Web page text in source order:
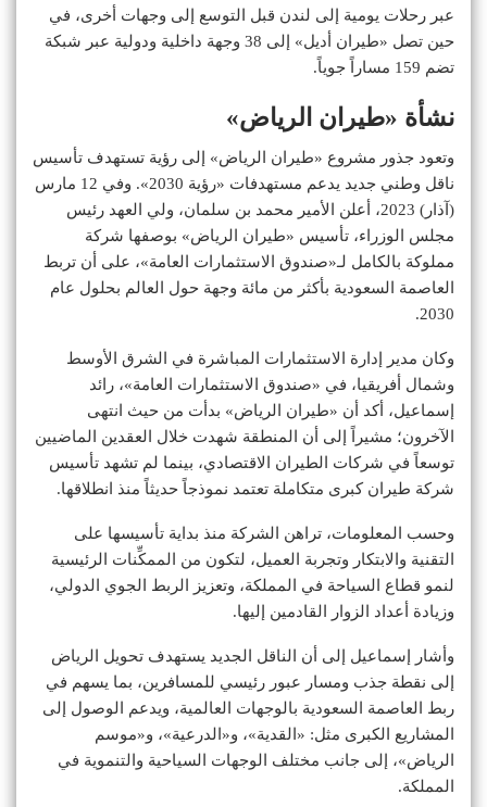
عبر رحلات يومية إلى لندن قبل التوسع إلى وجهات أخرى، في
حين تصل «طيران أديل» إلى 38 وجهة داخلية ودولية عبر شبكة
تضم 159 مساراً جوياً.
نشأة «طيران الرياض»
وتعود جذور مشروع «طيران الرياض» إلى رؤية تستهدف تأسيس
ناقل وطني جديد يدعم مستهدفات «رؤية 2030». وفي 12 مارس
(آذار) 2023، أعلن الأمير محمد بن سلمان، ولي العهد رئيس
مجلس الوزراء، تأسيس «طيران الرياض» بوصفها شركة
مملوكة بالكامل لـ«صندوق الاستثمارات العامة»، على أن تربط
العاصمة السعودية بأكثر من مائة وجهة حول العالم بحلول عام
2030.
وكان مدير إدارة الاستثمارات المباشرة في الشرق الأوسط
وشمال أفريقيا، في «صندوق الاستثمارات العامة»، رائد
إسماعيل، أكد أن «طيران الرياض» بدأت من حيث انتهى
الآخرون؛ مشيراً إلى أن المنطقة شهدت خلال العقدين الماضيين
توسعاً في شركات الطيران الاقتصادي، بينما لم تشهد تأسيس
شركة طيران كبرى متكاملة تعتمد نموذجاً حديثاً منذ انطلاقها.
وحسب المعلومات، تراهن الشركة منذ بداية تأسيسها على
التقنية والابتكار وتجربة العميل، لتكون من الممكِّنات الرئيسية
لنمو قطاع السياحة في المملكة، وتعزيز الربط الجوي الدولي،
وزيادة أعداد الزوار القادمين إليها.
وأشار إسماعيل إلى أن الناقل الجديد يستهدف تحويل الرياض
إلى نقطة جذب ومسار عبور رئيسي للمسافرين، بما يسهم في
ربط العاصمة السعودية بالوجهات العالمية، ويدعم الوصول إلى
المشاريع الكبرى مثل: «القدية»، و«الدرعية»، و«موسم
الرياض»، إلى جانب مختلف الوجهات السياحية والتنموية في
المملكة.